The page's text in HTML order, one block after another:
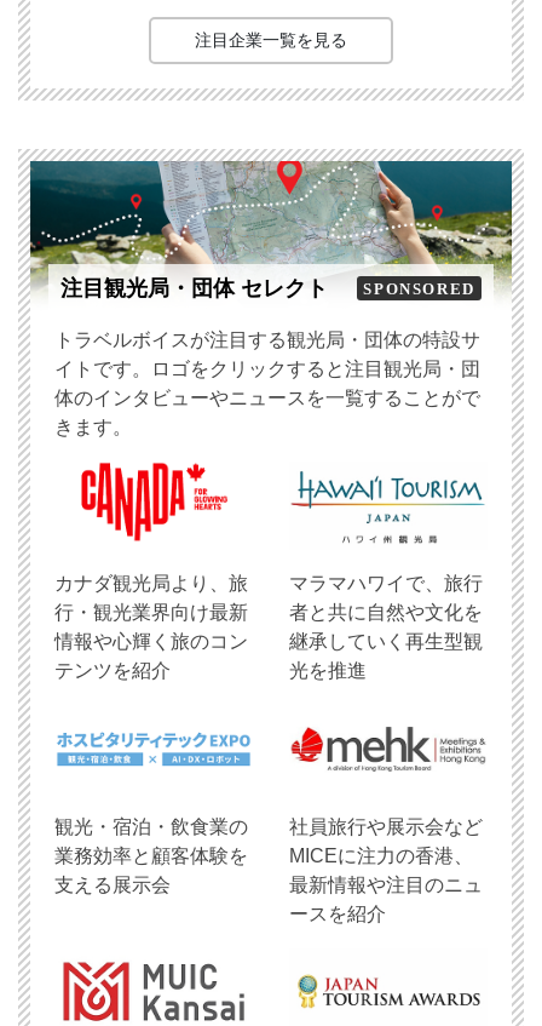
注目企業一覧を見る
注目観光局・団体 セレクト SPONSORED
トラベルボイスが注目する観光局・団体の特設サ
イトです。ロゴをクリックすると注目観光局・団
体のインタビューやニュースを一覧することがで
きます。
​カナダ観光局より、旅
行・観光業界向け最新
情報や心輝く旅のコン
テンツを紹介
マラマハワイで、旅行
者と共に自然や文化を
継承していく再生型観
光を推進
観光・宿泊・飲食業の
業務効率と顧客体験を
支える展示会
社員旅行や展示会など
MICEに注力の香港、
最新情報や注目のニュ
ースを紹介